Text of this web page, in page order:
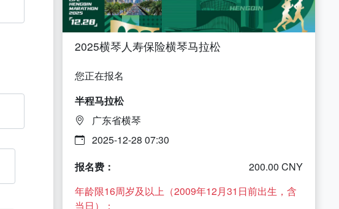
2025横琴人寿保险横琴马拉松
您正在报名
半程马拉松
广东省横琴
2025-12-28 07:30
报名费：
200.00 CNY
年龄限16周岁及以上（2009年12月31日前出生，含
当日）；